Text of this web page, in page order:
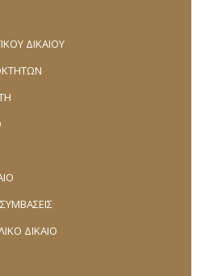
ΔΙΚΑΙΟΥ
ΔΙΚΑΙΟ